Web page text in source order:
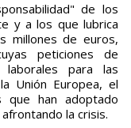
de los
y a los que lubrica
millones de euros,
peticiones de
para las
Unión Europea, el
que han adoptado
la crisis.